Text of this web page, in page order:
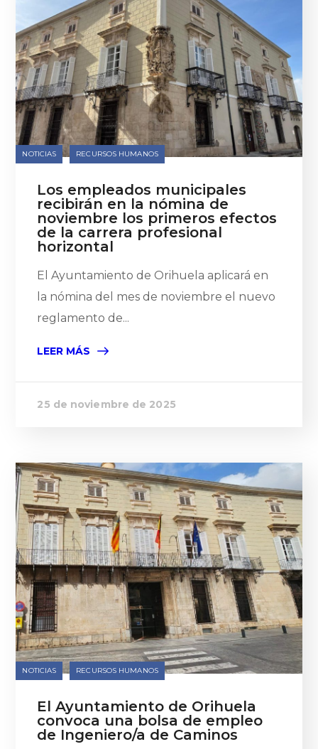
NOTICIAS RECURSOS HUMANOS
Los empleados municipales
recibirán en la nómina de
noviembre los primeros efectos
de la carrera profesional
horizontal
El Ayuntamiento de Orihuela aplicará en
la nómina del mes de noviembre el nuevo
reglamento de...
LEER MÁS
25 de noviembre de 2025
NOTICIAS RECURSOS HUMANOS
El Ayuntamiento de Orihuela
convoca una bolsa de empleo
de Ingeniero/a de Caminos